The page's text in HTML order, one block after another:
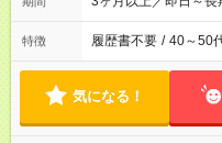
特徴 履歴書不要 / 40～50
気になる！